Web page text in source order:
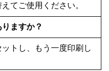
てご使用ください。
ますか？
トし、もう一度印刷し